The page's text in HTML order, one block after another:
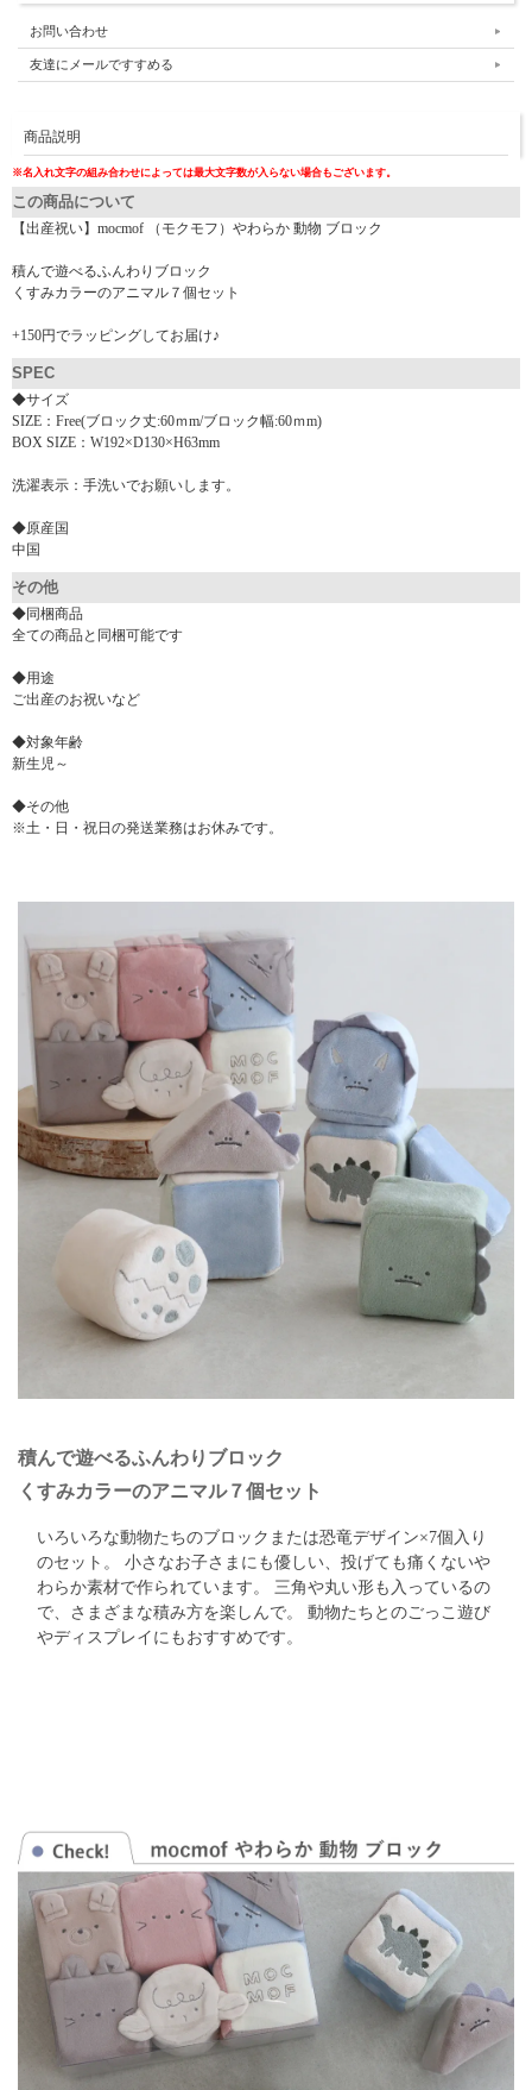
お問い合わせ
友達にメールですすめる
商品説明
※名入れ文字の組み合わせによっては最大文字数が入らない場合もございます。
この商品について
【出産祝い】mocmof （モクモフ）やわらか 動物 ブロック
積んで遊べるふんわりブロック
くすみカラーのアニマル７個セット
+150円でラッピングしてお届け♪
SPEC
◆サイズ
SIZE：Free(ブロック丈:60ｍm/ブロック幅:60ｍm)
BOX SIZE：W192×D130×H63mm
洗濯表示：手洗いでお願いします。
◆原産国
中国
その他
◆同梱商品
全ての商品と同梱可能です
◆用途
ご出産のお祝いなど
◆対象年齢
新生児～
◆その他
※土・日・祝日の発送業務はお休みです。
積んで遊べるふんわりブロック
くすみカラーのアニマル７個セット
いろいろな動物たちのブロックまたは恐竜デザイン×7個入り
のセット。
小さなお子さまにも優しい、投げても痛くないや
わらか素材で作られています。
三角や丸い形も入っているの
で、さまざまな積み方を楽しんで。
動物たちとのごっこ遊び
やディスプレイにもおすすめです。